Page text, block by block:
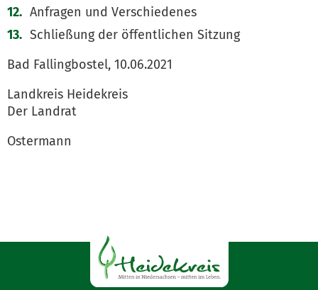
Anfragen und Verschiedenes
Schließung der öffentlichen Sitzung
Bad Fallingbostel, 10.06.2021
Landkreis Heidekreis
Der Landrat
Ostermann